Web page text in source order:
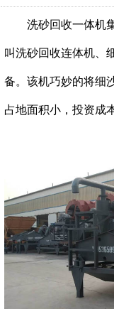
洗砂回收一体机集
叫洗砂回收连体机、
备。该机巧妙的将细
占地面积小，投资成